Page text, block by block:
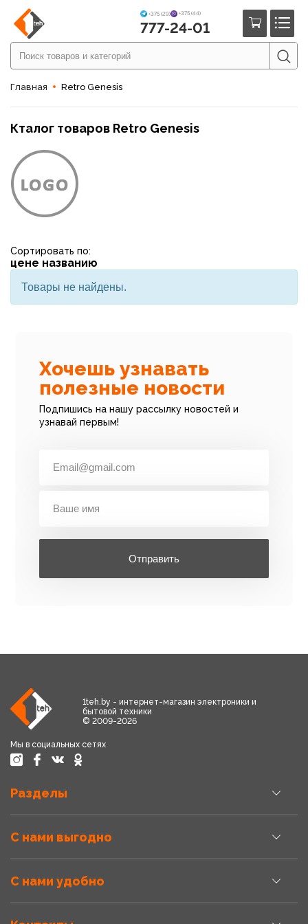
+375 (29) +375 (44)
777-24-01
Главная Retro Genesis
Кталог товаров Retro Genesis
Сортировать по:
цене названию
Товары не найдены.
Хочешь узнавать
полезные новости
Подпишись на нашу рассылку новостей и
узнавай первым!
Отправить
1teh.by - интернет-магазин электроники и
бытовой техники
© 2009-2026
Мы в социальных сетях
Разделы
С нами выгодно
С нами удобно